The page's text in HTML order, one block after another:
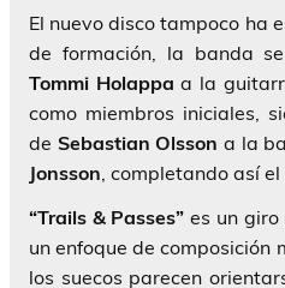
El nuevo disco tampoco ha
de formación, la banda
Tommi Holappa a la
como miembros iniciales,
de Sebastian Olsson a la
Jonsson, completando así
“Trails & Passes” es un giro
un enfoque de composición
los suecos parecen